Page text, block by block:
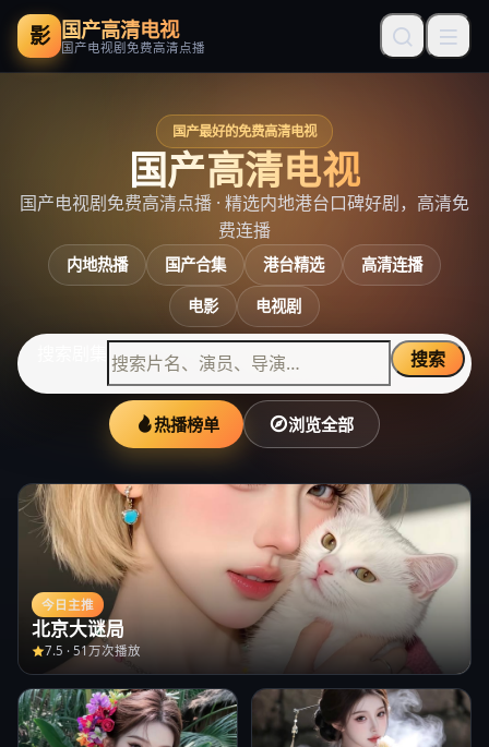
影 国产高清电视
国产电视剧免费高清点播
国产最好的免费高清电视
国产高清电视
国产电视剧免费高清点播 · 精选内地港台口碑好剧，高清免
费连播
内地热播 国产合集 港台精选
高清连播
电影
电视剧
搜索
热播榜单 浏览全部
今日主推
北京大谜局
7.5 · 51万次播放